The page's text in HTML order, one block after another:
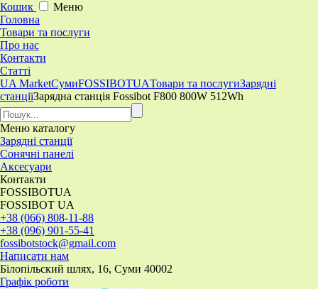
Кошик
Меню
Головна
Товари та послуги
Про нас
Контакти
Статті
UA MarketСумиFOSSIBOTUAТовари та послугиЗарядні
станціїЗарядна станція Fossibot F800 800W 512Wh
Меню каталогу
Зарядні станції
Сонячні панелі
Аксесуари
Контакти
FOSSIBOTUA
FOSSIBOT UA
+38 (066) 808-11-88
+38 (096) 901-55-41
fossibotstock@gmail.com
Написати нам
Білопільский шлях, 16, Суми 40002
Графік роботи